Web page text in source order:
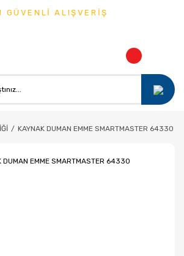
ALIŞVERİŞ
KAYNAK DUMAN EMME SMARTMASTER 64330